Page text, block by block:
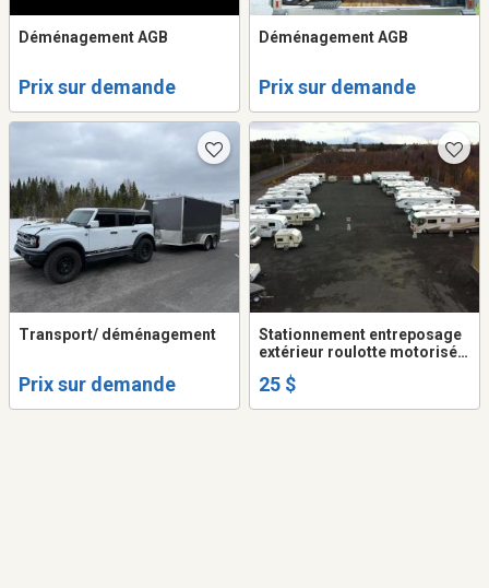
Déménagement AGB
Prix sur demande
Déménagement AGB
Prix sur demande
Transport/ déménagement
Prix sur demande
Stationnement entreposage
extérieur roulotte motorisé
25 $